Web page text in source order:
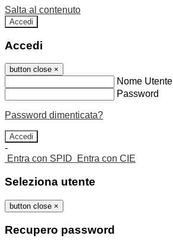
Salta al contenuto
Accedi
Accedi
button close ×
Nome Utente
Password
Password dimenticata?
-
Entra con SPID
Entra con CIE
Seleziona utente
button close ×
Recupero password